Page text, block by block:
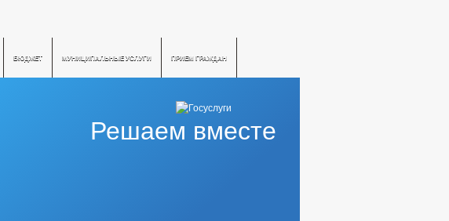
БЮДЖЕТ МУНИЦИПАЛЬНЫЕ УСЛУГИ ПРИЕМ ГРАЖДАН
Решаем вместе